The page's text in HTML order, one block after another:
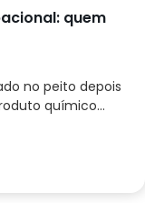
quem
no peito depois
químico...